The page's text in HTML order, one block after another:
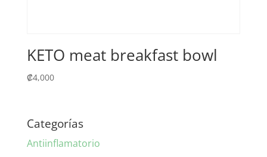
KETO meat breakfast bowl
₡4,000
Categorías
Antiinflamatorio